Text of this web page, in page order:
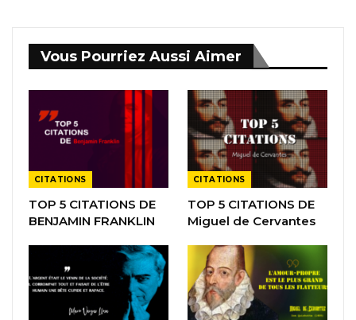
Vous Pourriez Aussi Aimer
CITATIONS
TOP 5 CITATIONS DE
BENJAMIN FRANKLIN
CITATIONS
TOP 5 CITATIONS DE
Miguel de Cervantes